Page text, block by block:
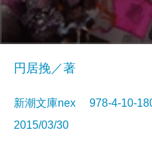
円居挽／著
新潮文庫nex 978-4-10-
2015/03/30